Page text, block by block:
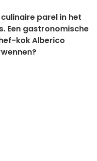
parel in het
Een gastronomische
kok Alberico